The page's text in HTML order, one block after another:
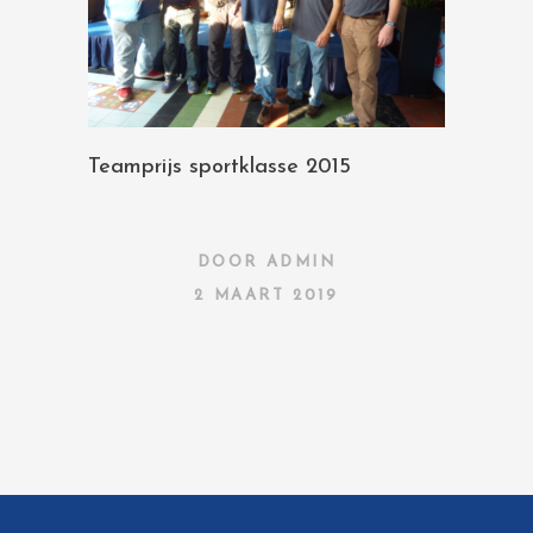
Teamprijs sportklasse 2015
DOOR ADMIN
2 MAART 2019